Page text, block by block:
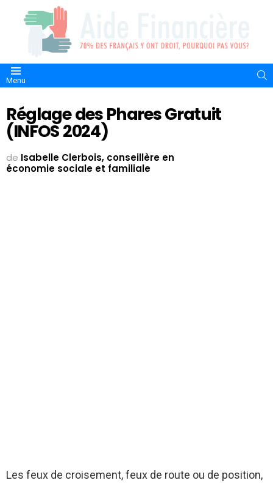
Menu
Réglage des Phares Gratuit
(INFOS 2024)
de Isabelle Clerbois, conseillère en
économie sociale et familiale
Les feux de croisement, feux de route ou de position,